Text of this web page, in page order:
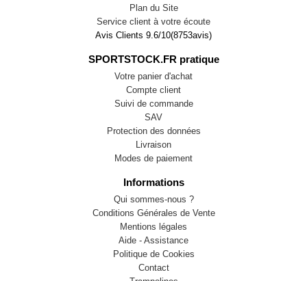
Plan du Site
Service client à votre écoute
Avis Clients 9.6/10(8753avis)
SPORTSTOCK.FR pratique
Votre panier d'achat
Compte client
Suivi de commande
SAV
Protection des données
Livraison
Modes de paiement
Informations
Qui sommes-nous ?
Conditions Générales de Vente
Mentions légales
Aide - Assistance
Politique de Cookies
Contact